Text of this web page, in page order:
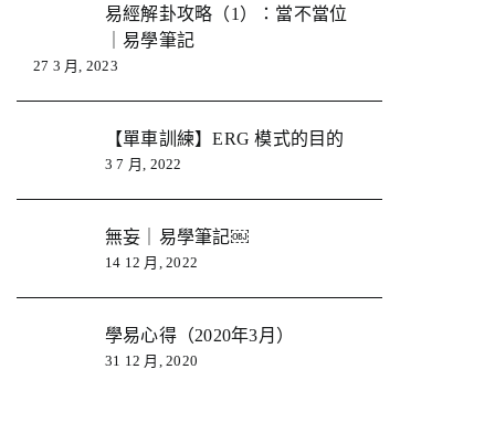
易經解卦攻略（1）：當不當位
｜易學筆記
27 3 月, 2023
【單車訓練】ERG 模式的目的
3 7 月, 2022
無妄｜易學筆記￼
14 12 月, 2022
學易心得（2020年3月）
31 12 月, 2020